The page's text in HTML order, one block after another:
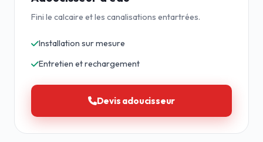
Fini le calcaire et les canalisations entartrées.
Installation sur mesure
Entretien et rechargement
Devis adoucisseur